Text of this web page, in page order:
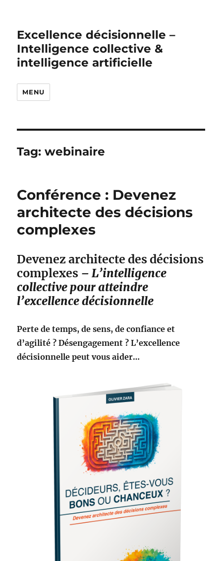
Excellence décisionnelle –
Intelligence collective &
intelligence artificielle
MENU
Tag:webinaire
Conférence : Devenez
architecte des décisions
complexes
Devenez architecte des décisions
complexes – L’intelligence
collective pour atteindre
l’excellence décisionnelle
Perte de temps, de sens, de confiance et
d’agilité ? Désengagement ? L’excellence
décisionnelle peut vous aider…